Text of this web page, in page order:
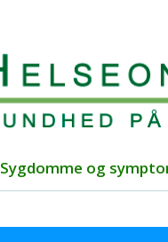
Sygdomme og